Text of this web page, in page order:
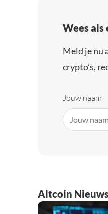
Wees als
Meld je nu
crypto’s,
Jouw naam
Altcoin Nieuws